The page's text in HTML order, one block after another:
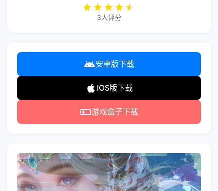
3人评分
安卓版下载
IOS版下载
游戏盒子下载